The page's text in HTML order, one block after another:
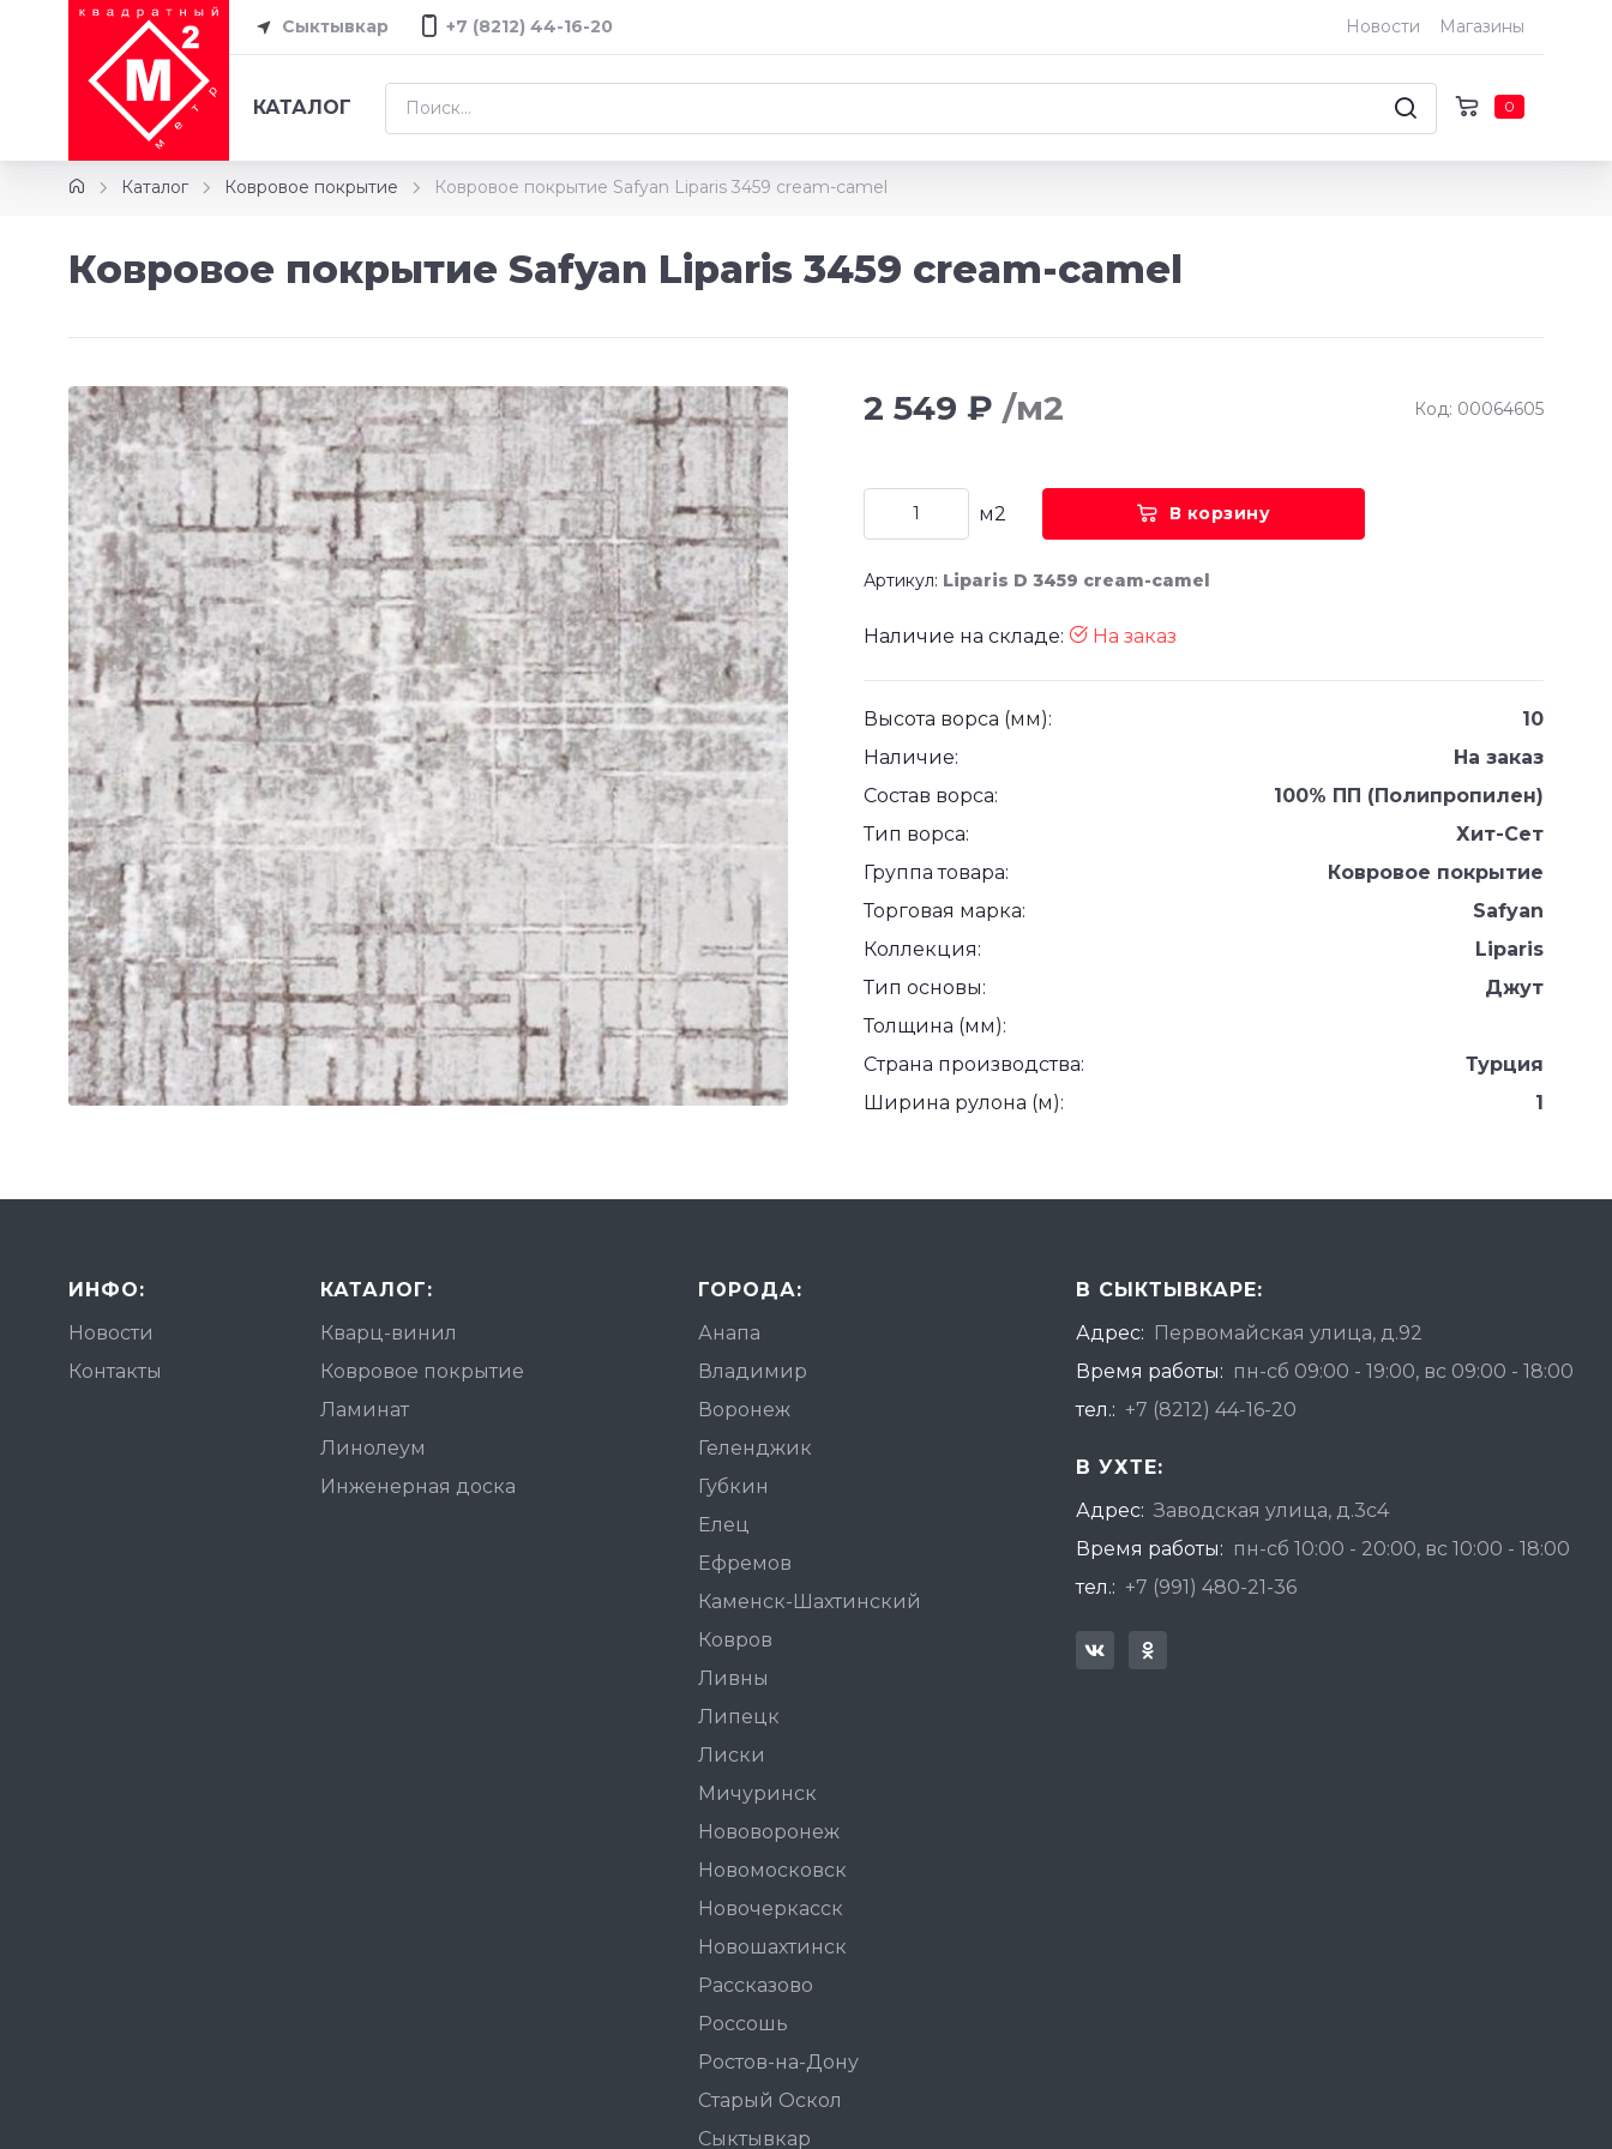
Сыктывкар +7 (8212) 44-16-20 Новости Магазины
КАТАЛОГ 0
Каталог Ковровое покрытие Ковровое покрытие Safyan Liparis 3459 cream-camel
Ковровое покрытие Safyan Liparis 3459 cream-camel
2 549 ₽ /м2 Код: 00064605
м2 В корзину
Артикул: Liparis D 3459 cream-camel
Наличие на складе: На заказ
Высота ворса (мм):
10
Наличие:
На заказ
Состав ворса:
100% ПП (Полипропилен)
Тип ворса:
Хит-Сет
Группа товара:
Ковровое покрытие
Торговая марка:
Safyan
Коллекция:
Liparis
Тип основы:
Джут
Толщина (мм):
Страна производства:
Турция
Ширина рулона (м):
1
ИНФО:
Новости
Контакты
КАТАЛОГ:
Кварц-винил
Ковровое покрытие
Ламинат
Линолеум
Инженерная доска
ГОРОДА:
Анапа
Владимир
Воронеж
Геленджик
Губкин
Елец
Ефремов
Каменск-Шахтинский
Ковров
Ливны
Липецк
Лиски
Мичуринск
Нововоронеж
Новомосковск
Новочеркасск
Новошахтинск
Рассказово
Россошь
Ростов-на-Дону
Старый Оскол
Сыктывкар
В СЫКТЫВКАРЕ:
Адрес:
Первомайская улица, д.92
Время работы: пн-сб 09:00 - 19:00, вс 09:00 - 18:00
тел.: +7 (8212) 44-16-20
В УХТЕ:
Адрес: Заводская улица, д.3с4
Время работы: пн-сб 10:00 - 20:00, вс 10:00 - 18:00
тел.: +7 (991) 480-21-36